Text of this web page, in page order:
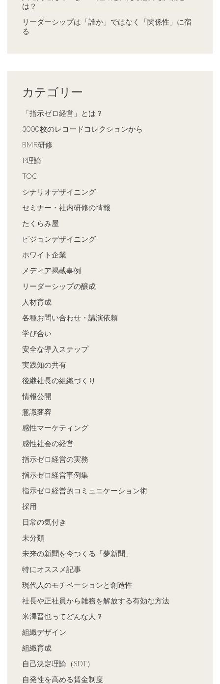
は？
リーダーシップは「誰か」ではなく「関係性」に宿
る
カテゴリー
「指示ゼロ経営」とは？
3000枚のレコードコレクションから
BMR研修
P理論
TOC
シナリオデザイニング
セミナー・社内研修の情報
たくらみ屋
ビジョンデザイニング
ホワイト企業
メディア掲載事例
リーダーシップの醸成
人材育成
各種お問い合わせ・講演依頼
学び合い
安全な導入ステップ
実践知の共有
後継社長の組織づくり
情報公開
意識変容
感性マーケティング
感性社会の経営
指示ゼロ経営の実務
指示ゼロ経営事例集
指示ゼロ経営的コミュニケーション術
採用
日常の気付き
未分類
未来の新聞を今つくる「夢新聞」
特にオススメ記事
現代人のモチベーションと創造性
社長や正社員から雑務を解放する有効な方法
米澤晋也ってどんな人？
組織デザイン
組織育成
自己決定理論（SDT）
自発性を高める賃金制度